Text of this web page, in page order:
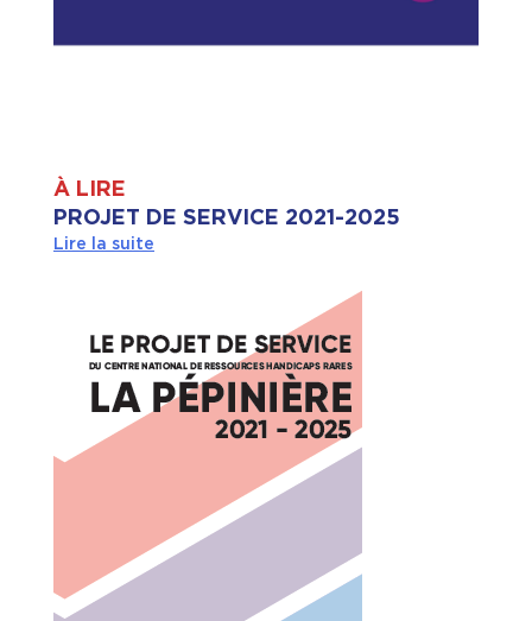
À LIRE
PROJET DE SERVICE 2021-2025
Lire la suite